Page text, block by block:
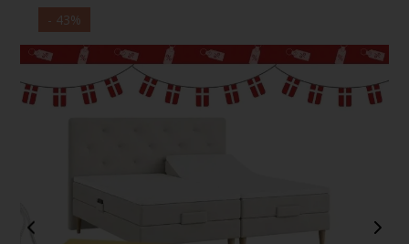
- 43%